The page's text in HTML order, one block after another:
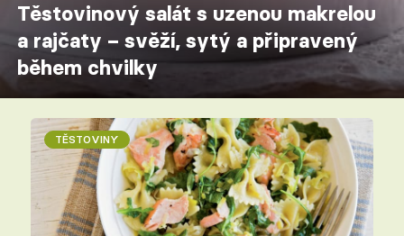
Těstovinový salát s uzenou makrelou
a rajčaty – svěží, sytý a připravený
během chvilky
TĚSTOVINY